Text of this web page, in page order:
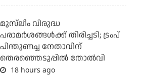
മുസ്‌ലീം വിരുദ്ധ
പരാമര്‍ശങ്ങള്‍ക്ക് തിരിച്ചടി; ട്രംപ്
പിന്തുണച്ച നേതാവിന്
തെരഞ്ഞെടുപ്പില്‍ തോല്‍വി
18 hours ago